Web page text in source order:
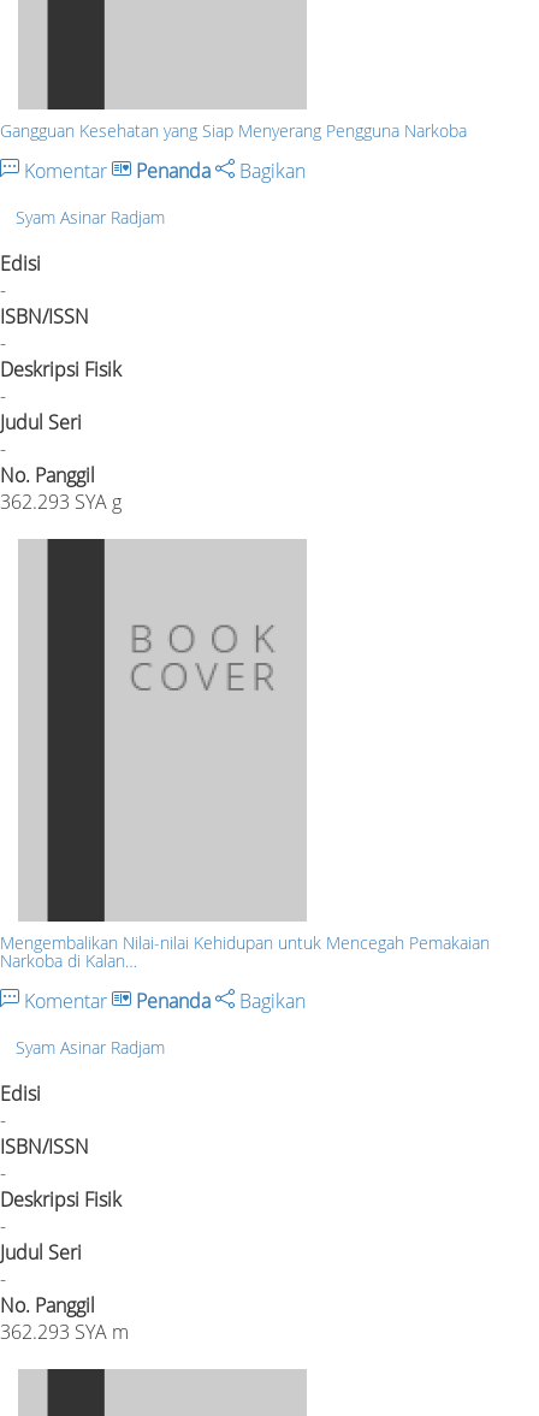
Gangguan Kesehatan yang Siap Menyerang Pengguna Narkoba
Komentar Penanda Bagikan
Syam Asinar Radjam
Edisi
-
ISBN/ISSN
-
Deskripsi Fisik
-
Judul Seri
-
No. Panggil
362.293 SYA g
Mengembalikan Nilai-nilai Kehidupan untuk Mencegah Pemakaian
Narkoba di Kalan…
Komentar Penanda Bagikan
Syam Asinar Radjam
Edisi
-
ISBN/ISSN
-
Deskripsi Fisik
-
Judul Seri
-
No. Panggil
362.293 SYA m